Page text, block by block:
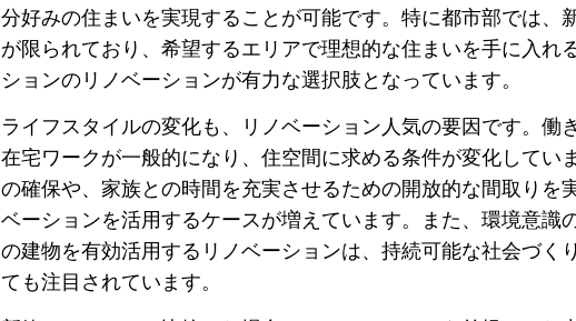
分好みの住まいを実現することが可能です。特に都市部では、
が限られており、希望するエリアで理想的な住まいを手に入れ
ションのリノベーションが有力な選択肢となっています。
ライフスタイルの変化も、リノベーション人気の要因です。働
在宅ワークが一般的になり、住空間に求める条件が変化してい
の確保や、家族との時間を充実させるための開放的な間取りを
ベーションを活用するケースが増えています。また、環境意識
の建物を有効活用するリノベーションは、持続可能な社会づく
ても注目されています。